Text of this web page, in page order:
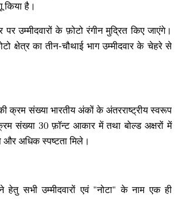
किया है।
उम्मीदवारों के फ़ोटो रंगीन मुद्रित किए जाएंगे।
क्षेत्र का तीन-चौथाई भाग उम्मीदवार के चेहरे से
की क्रम संख्या भारतीय अंकों के अंतरराष्ट्रीय स्वरूप
संख्या 30 फ़ॉन्ट आकार में तथा बोल्ड अक्षरों में
और अधिक स्पष्टता मिले।
हेतु सभी उम्मीदवारों एवं "नोटा" के नाम एक ही